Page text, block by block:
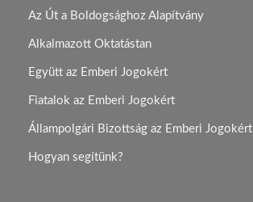
Az Út a Boldogsághoz Alapítvány
Alkalmazott Oktatástan
Együtt az Emberi Jogokért
Fiatalok az Emberi Jogokért
Állampolgári Bizottság az Emberi Jogokért
Hogyan segítünk?